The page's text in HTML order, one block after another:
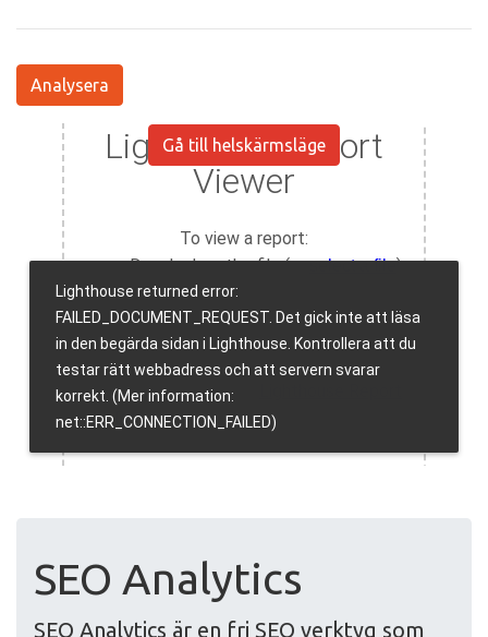
Analysera
Gå till helskärmsläge
SEO Analytics
SEO Analytics är en fri SEO verktyg som